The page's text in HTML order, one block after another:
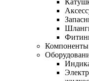
Компоненты